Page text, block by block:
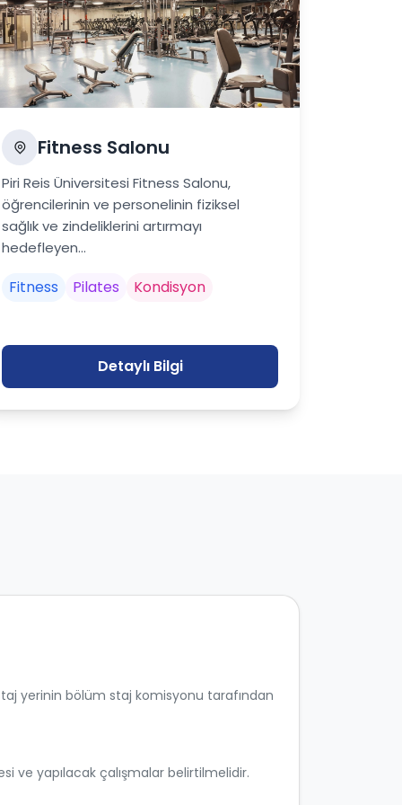
Fitness Salonu
Piri Reis Üniversitesi Fitness Salonu,
öğrencilerinin ve personelinin fiziksel
sağlık ve zindeliklerini artırmayı
hedefleyen...
Fitness Pilates Kondisyon
Detaylı Bilgi
yerinin bölüm staj komisyonu tarafından
ve yapılacak çalışmalar belirtilmelidir.